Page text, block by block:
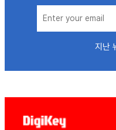
지난